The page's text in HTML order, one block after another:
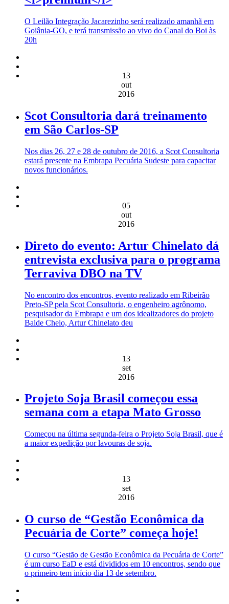
O Leilão Integração Jacarezinho será realizado amanhã em
Goiânia-GO, e terá transmissão ao vivo do Canal do Boi às
20h
13
out
2016
Scot Consultoria dará treinamento
em São Carlos-SP
Nos dias 26, 27 e 28 de outubro de 2016, a Scot Consultoria
estará presente na Embrapa Pecuária Sudeste para capacitar
novos funcionários.
05
out
2016
Direto do evento: Artur Chinelato dá
entrevista exclusiva para o programa
Terraviva DBO na TV
No encontro dos encontros, evento realizado em Ribeirão
Preto-SP pela Scot Consultoria, o engenheiro agrônomo,
pesquisador da Embrapa e um dos idealizadores do projeto
Balde Cheio, Artur Chinelato deu
13
set
2016
Projeto Soja Brasil começou essa
semana com a etapa Mato Grosso
Começou na última segunda-feira o Projeto Soja Brasil, que é
a maior expedição por lavouras de soja.
13
set
2016
O curso de “Gestão Econômica da
Pecuária de Corte” começa hoje!
O curso “Gestão de Gestão Econômica da Pecuária de Corte”
é um curso EaD e está divididos em 10 encontros, sendo que
o primeiro tem início dia 13 de setembro.